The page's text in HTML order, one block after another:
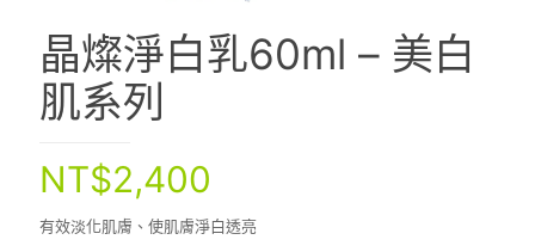
晶燦淨白乳60ml – 美白
肌系列
NT$2,400
有效淡化肌膚、使肌膚淨白透亮